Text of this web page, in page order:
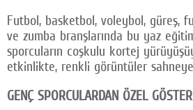
Futbol, basketbol, voleybol, güreş,
ve zumba branşlarında bu yaz
sporcuların coşkulu kortej
etkinlikte, renkli görüntüler sahneye
GENÇ SPORCULARDAN ÖZEL